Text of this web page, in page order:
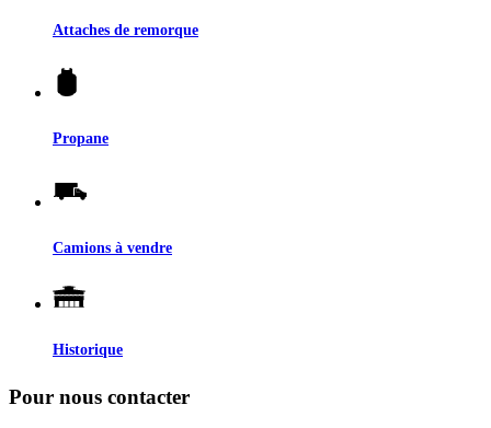
Attaches de remorque
Propane
Camions à vendre
Historique
Pour nous contacter